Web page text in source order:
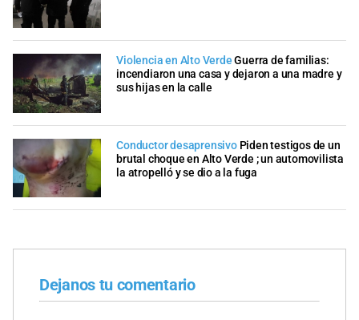
Violencia en Alto Verde Guerra de familias:
incendiaron una casa y dejaron a una madre y
sus hijas en la calle
Conductor desaprensivo Piden testigos de un
brutal choque en Alto Verde ; un automovilista
la atropelló y se dio a la fuga
Dejanos tu comentario